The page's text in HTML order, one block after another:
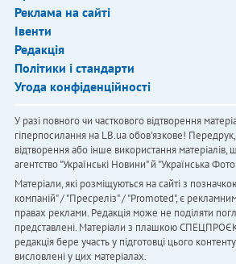
Реклама на сайті
Івенти
Редакція
Політики і стандарти
Угода конфіденційності
У разі повного чи часткового відтворення
гіперпосилання на LB.ua обов'язкове!
відтворення або інше використання матеріалів,
агентство "Українськi Новини" й "Українська
Матеріали, які розміщуються на сайті з
компаній" / "Пресреліз" / "Promoted", є
правах реклами. Редакція може не поділяти
представлені. Матеріали з плашкою
редакція бере участь у підготовці цього
висловлені у цих матеріалах.